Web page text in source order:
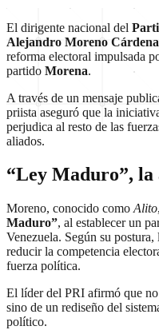
El dirigente nacional del
Alejandro Moreno
reforma electoral impulsada
partido Morena.
A través de un mensaje
priista aseguró que la
perjudica al resto de las
aliados.
“Ley Maduro”, la
Moreno, conocido como Alito
Maduro”, al establecer un
Venezuela. Según su
reducir la competencia
fuerza política.
El líder del PRI afirmó que
sino de un rediseño del
político.